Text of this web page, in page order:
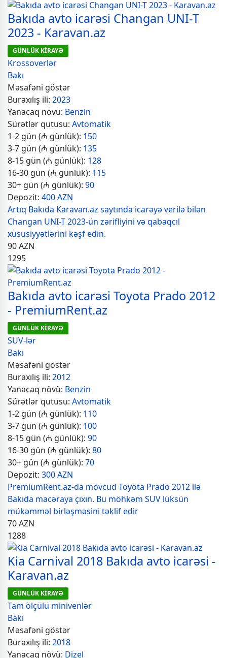
Bakıda avto icarəsi Changan UNI-T
2023 - Karavan.az
GÜNLÜK KİRAYƏ
Krossoverlər
Bakı
Məsafəni göstər
Buraxılış ili: 2023
Yanacaq növü: Benzin
Sürətlər qutusu: Avtomatik
1-2 gün (₼ günlük): 150
3-7 gün (₼ günlük): 135
8-15 gün (₼ günlük): 128
16-30 gün (₼ günlük): 115
30+ gün (₼ günlük): 90
Depozit: 400 AZN
Artıq Bakıda Karavan.az saytında icarəyə verilə bilən
Changan UNI-T 2023-ün zərifliyini və qabaqcıl
xüsusiyyətlərini kəşf edin.
90AZN
1295
Bakıda avto icarəsi Toyota Prado 2012
- PremiumRent.az
GÜNLÜK KİRAYƏ
SUV-lər
Bakı
Məsafəni göstər
Buraxılış ili: 2012
Yanacaq növü: Benzin
Sürətlər qutusu: Avtomatik
1-2 gün (₼ günlük): 110
3-7 gün (₼ günlük): 100
8-15 gün (₼ günlük): 90
16-30 gün (₼ günlük): 80
30+ gün (₼ günlük): 70
Depozit: 300 AZN
PremiumRent.az-da mövcud Toyota Prado 2012 ilə
Bakıda macəraya çıxın. Bu möhkəm SUV lüksün
mükəmməl birləşməsini təklif edir
70AZN
1288
Kia Carnival 2018 Bakıda avto icarəsi -
Karavan.az
GÜNLÜK KİRAYƏ
Tam ölçülü minivenlər
Bakı
Məsafəni göstər
Buraxılış ili: 2018
Yanacaq növü: Dizel